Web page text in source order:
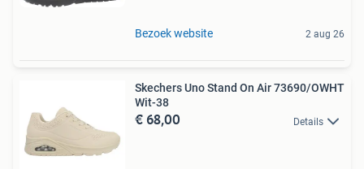
Bezoek website 2 aug 26
Skechers Uno Stand On Air 73690/OWHT
Wit-38
€ 68,00 Details